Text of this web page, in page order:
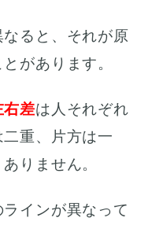
ると、それが原
があります。
右差は人それぞれ
重、片方は一
りません。
インが異なって